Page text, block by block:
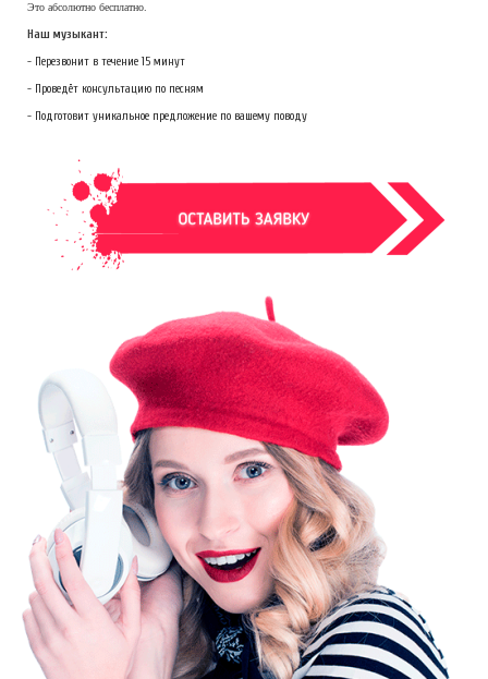
Это абсолютно бесплатно.
Наш музыкант:
- Перезвонит в течение 15 минут
- Проведёт консультацию по песням
- Подготовит уникальное предложение по вашему поводу